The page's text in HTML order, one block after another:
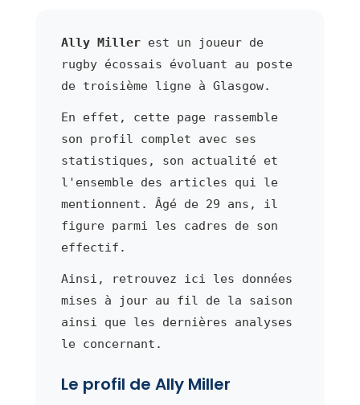
Ally Millerest un joueur de
rugby écossais évoluant au poste
de troisième ligne à Glasgow.
En effet, cette page rassemble
son profil complet avec ses
statistiques, son actualité et
l'ensemble des articles qui le
mentionnent. Âgé de 29 ans, il
figure parmi les cadres de son
effectif.
Ainsi, retrouvez ici les données
mises à jour au fil de la saison
ainsi que les dernières analyses
le concernant.
Le profil de Ally Miller